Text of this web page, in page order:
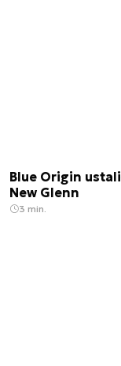
Blue Origin
New Glenn
3 min.